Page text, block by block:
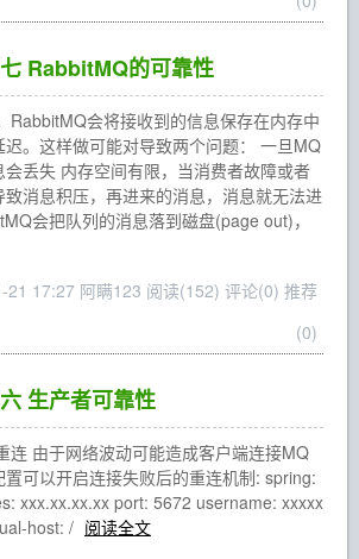
RabbitMQ的可靠性
RabbitMQ会将接收到的信息保存在内存中
。这样做可能对导致两个问题： 一旦MQ
丢失 内存空间有限，当消费者故障或者
消息积压，再进来的消息，消息就无法进
会把队列的消息落到磁盘(page out)，
21 17:27 阿瞒123 阅读(152) 评论(0) 推荐
(0)
生产者可靠性
连 由于网络波动可能造成客户端连接MQ
可以开启连接失败后的重连机制: spring:
xxx.xx.xx.xx port: 5672 username: xxxxx
host: / 阅读全文